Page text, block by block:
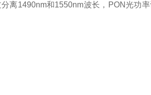
分离1490nm和1550nm波长，PON光功